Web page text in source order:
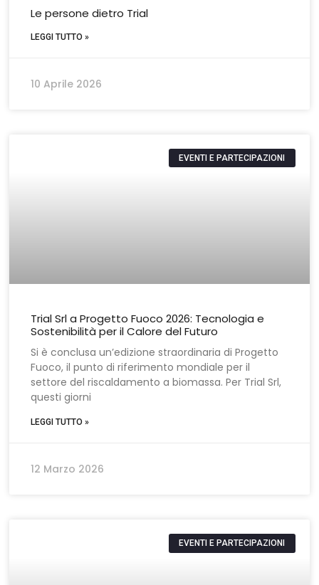
Le persone dietro Trial
LEGGI TUTTO »
10 Aprile 2026
EVENTI E PARTECIPAZIONI
Trial Srl a Progetto Fuoco 2026: Tecnologia e
Sostenibilità per il Calore del Futuro
Si è conclusa un’edizione straordinaria di Progetto
Fuoco, il punto di riferimento mondiale per il
settore del riscaldamento a biomassa. Per Trial Srl,
questi giorni
LEGGI TUTTO »
12 Marzo 2026
EVENTI E PARTECIPAZIONI